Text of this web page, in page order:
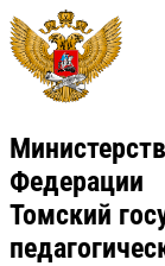
Федерации
Томский